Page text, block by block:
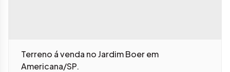
Terreno á venda no Jardim Boer em
Americana/SP.